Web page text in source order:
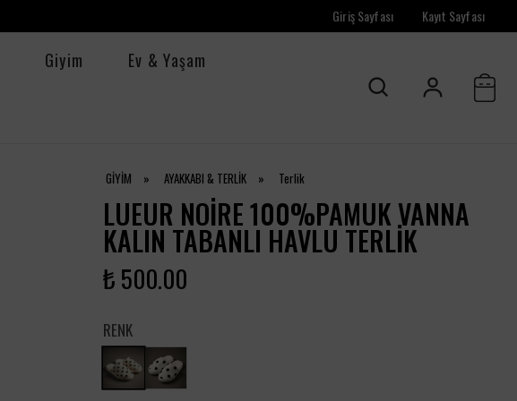
Giriş Sayfası Kayıt Sayfası
Giyim Ev & Yaşam
GİYİM » AYAKKABI & TERLİK » Terlik
LUEUR NOIRE 100%PAMUK VANNA
KALIN TABANLI HAVLU TERLIK
₺ 500.00
RENK